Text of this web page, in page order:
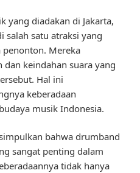
yang diadakan di Jakarta,
satu atraksi yang
Mereka
keindahan suara yang
Hal ini
keberadaan
musik Indonesia.
bahwa drumband
sangat penting dalam
tidak hanya